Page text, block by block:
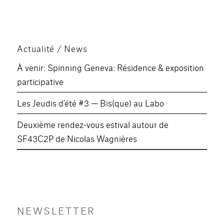
Actualité / News
À venir: Spinning Geneva: Résidence & exposition
participative
Les Jeudis d’été #3 — Bis(que) au Labo
Deuxième rendez-vous estival autour de
SF43C2P de Nicolas Wagnières
NEWSLETTER